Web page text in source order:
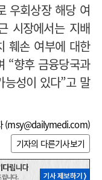
우회상장 해당 여
시장에서는 지배
훼손 여부에 대한
“향후 금융당국과
능성이 있다”고 말
(msy@dailymedi.com)
기자의 다른기사보기